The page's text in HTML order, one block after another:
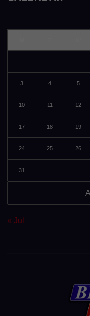
3 4 5
10 11 12
17 18 19
24 25 26
31
« Jul